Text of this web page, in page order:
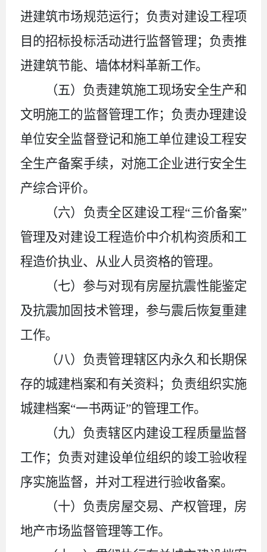
进建筑市场规范运行；负责对建设工程项
目的招标投标活动进行监督管理；负责推
进建筑节能、墙体材料革新工作。
（五）负责建筑施工现场安全生产和
文明施工的监督管理工作；负责办理建设
单位安全监督登记和施工单位建设工程安
全生产备案手续，对施工企业进行安全生
产综合评价。
（六）负责全区建设工程“三价备案”
管理及对建设工程造价中介机构资质和工
程造价执业、从业人员资格的管理。
（七）参与对现有房屋抗震性能鉴定
及抗震加固技术管理，参与震后恢复重建
工作。
（八）负责管理辖区内永久和长期保
存的城建档案和有关资料；负责组织实施
城建档案“一书两证”的管理工作。
（九）负责辖区内建设工程质量监督
工作；负责对建设单位组织的竣工验收程
序实施监督，并对工程进行验收备案。
（十）负责房屋交易、产权管理，房
地产市场监督管理等工作。